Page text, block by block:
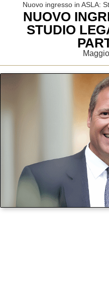
Nuovo ingresso in ASLA:
NUOVO
STUDIO